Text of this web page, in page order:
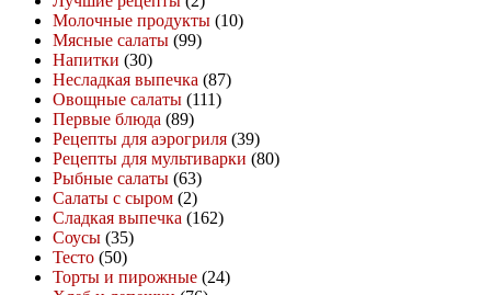
Молочные продукты (10)
Мясные салаты (99)
Напитки (30)
Несладкая выпечка (87)
Овощные салаты (111)
Первые блюда (89)
Рецепты для аэрогриля (39)
Рецепты для мультиварки (80)
Рыбные салаты (63)
Салаты с сыром (2)
Сладкая выпечка (162)
Соусы (35)
Тесто (50)
Торты и пирожные (24)